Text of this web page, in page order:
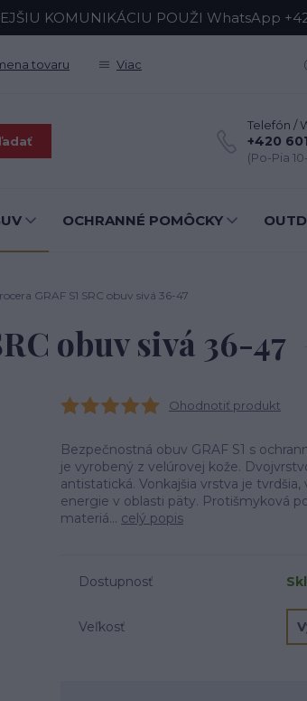
KOMUNIKÁCIU POUŽI WhatsApp
tovaru Viac
Telefón /
+420
(Po-Pia
OCHRANNÉ POMÔCKY
GRAF S1 SRC obuv sivá 36-47
obuv sivá 36-47
Ohodnotiť produkt
Bezpečnostná obuv GRAF S1 s
je vyrobený z velúrovej kože.
antistatická. Vonkajšia vrstva je
energie v oblasti päty. Protišmyková
materiá... celý popis
Dostupnosť
Veľkosť